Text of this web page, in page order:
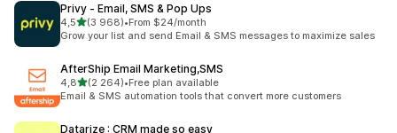
Privy ‑ Email, SMS & Pop Ups
4,5/ 5 tähteä
(3 968)
3968 arvostelua yhteensä
•From $24/month
Grow your list and send Email & SMS messages to maximize sales
AfterShip Email Marketing,SMS
4,8/ 5 tähteä
(2 264)
2264 arvostelua yhteensä
•Free plan available
Email & SMS automation tools that convert more customers
Datarize : CRM made so easy